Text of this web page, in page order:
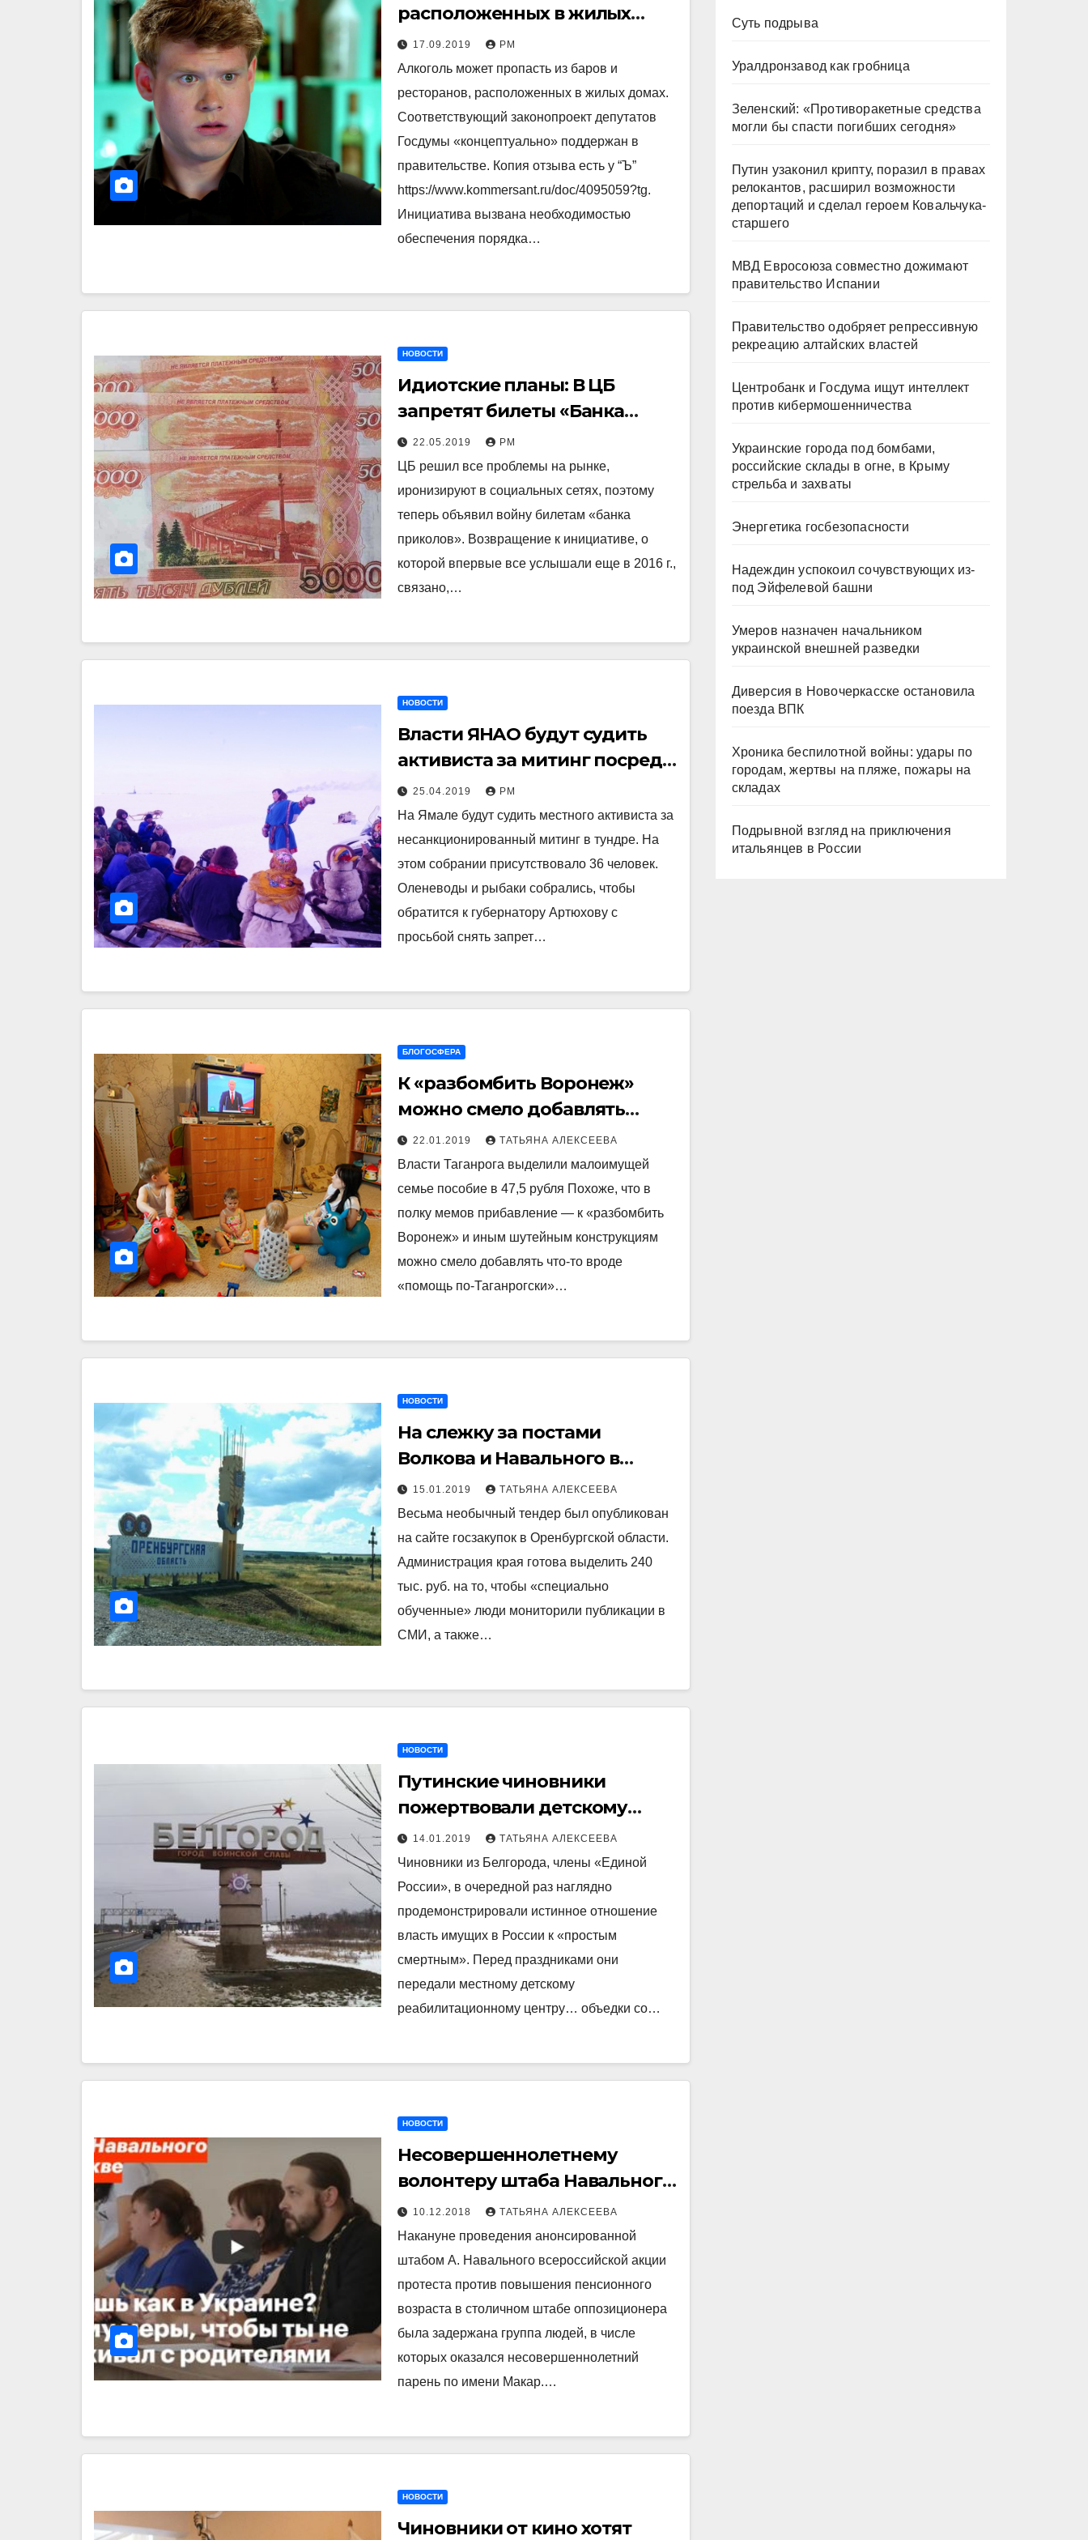
расположенных в жилых
домах запретят торговать
алкоголем
17.09.2019 РМ
Алкоголь может пропасть из баров и
ресторанов, расположенных в жилых домах.
Соответствующий законопроект депутатов
Госдумы «концептуально» поддержан в
правительстве. Копия отзыва есть у “Ъ”
https://www.kommersant.ru/doc/4095059?tg.
Инициатива вызвана необходимостью
обеспечения порядка…
НОВОСТИ
Идиотские планы: В ЦБ
запретят билеты «Банка
приколов»
22.05.2019 РМ
ЦБ решил все проблемы на рынке,
иронизируют в социальных сетях, поэтому
теперь объявил войну билетам «банка
приколов». Возвращение к инициативе, о
которой впервые все услышали еще в 2016 г.,
связано,…
НОВОСТИ
Власти ЯНАО будут судить
активиста за митинг посреди
ледяной пустыни
25.04.2019 РМ
На Ямале будут судить местного активиста за
несанкционированный митинг в тундре. На
этом собрании присутствовало 36 человек.
Оленеводы и рыбаки собрались, чтобы
обратится к губернатору Артюхову с
просьбой снять запрет…
БЛОГОСФЕРА
К «разбомбить Воронеж»
можно смело добавлять
«помощь по-Таганрогски»
или «ростовское счастье».
Соцсети о пособии в 47 руб.
22.01.2019 ТАТЬЯНА АЛЕКСЕЕВА
Власти Таганрога выделили малоимущей
семье пособие в 47,5 рубля Похоже, что в
полку мемов прибавление — к «разбомбить
Воронеж» и иным шутейным конструкциям
можно смело добавлять что-то вроде
«помощь по-Таганрогски»…
НОВОСТИ
На слежку за постами
Волкова и Навального в
соцсетях Оренбургская
область потратит 240 тыс.
руб.
15.01.2019 ТАТЬЯНА АЛЕКСЕЕВА
Весьма необычный тендер был опубликован
на сайте госзакупок в Оренбургской области.
Администрация края готова выделить 240
тыс. руб. на то, чтобы «специально
обученные» люди мониторили публикации в
СМИ, а также…
НОВОСТИ
Путинские чиновники
пожертвовали детскому
реабилитационному
центру… объедки с
корпоратива
14.01.2019 ТАТЬЯНА АЛЕКСЕЕВА
Чиновники из Белгорода, члены «Единой
России», в очередной раз наглядно
продемонстрировали истинное отношение
власть имущих в России к «простым
смертным». Перед праздниками они
передали местному детскому
реабилитационному центру… объедки со…
НОВОСТИ
Несовершеннолетнему
волонтеру штаба Навального
угрожают изъятием из семьи
за… антисоветскую
пропаганду
10.12.2018 ТАТЬЯНА АЛЕКСЕЕВА
Накануне проведения анонсированной
штабом А. Навального всероссийской акции
протеста против повышения пенсионного
возраста в столичном штабе оппозиционера
была задержана группа людей, в числе
которых оказался несовершеннолетний
парень по имени Макар.…
НОВОСТИ
Чиновники от кино хотят
Суть подрыва
Уралдронзавод как гробница
Зеленский: «Противоракетные средства
могли бы спасти погибших сегодня»
Путин узаконил крипту, поразил в правах
релокантов, расширил возможности
депортаций и сделал героем Ковальчука-
старшего
МВД Евросоюза совместно дожимают
правительство Испании
Правительство одобряет репрессивную
рекреацию алтайских властей
Центробанк и Госдума ищут интеллект
против кибермошенничества
Украинские города под бомбами,
российские склады в огне, в Крыму
стрельба и захваты
Энергетика госбезопасности
Надеждин успокоил сочувствующих из-
под Эйфелевой башни
Умеров назначен начальником
украинской внешней разведки
Диверсия в Новочеркасске остановила
поезда ВПК
Хроника беспилотной войны: удары по
городам, жертвы на пляже, пожары на
складах
Подрывной взгляд на приключения
итальянцев в России